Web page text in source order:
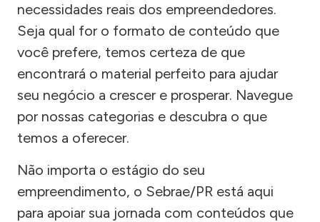
necessidades reais dos empreendedores.
Seja qual for o formato de conteúdo que
você prefere, temos certeza de que
encontrará o material perfeito para ajudar
seu negócio a crescer e prosperar. Navegue
por nossas categorias e descubra o que
temos a oferecer.
Não importa o estágio do seu
empreendimento, o Sebrae/PR está aqui
para apoiar sua jornada com conteúdos que